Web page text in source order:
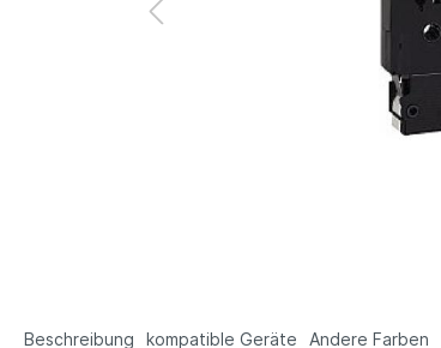
Beschreibung kompatible Geräte Andere Farben